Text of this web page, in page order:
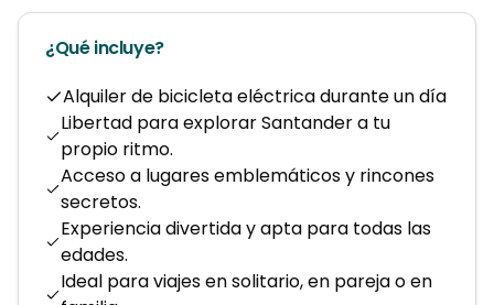
¿Qué incluye?
Alquiler de bicicleta eléctrica durante un día
Libertad para explorar Santander a tu
propio ritmo.
Acceso a lugares emblemáticos y rincones
secretos.
Experiencia divertida y apta para todas las
edades.
Ideal para viajes en solitario, en pareja o en